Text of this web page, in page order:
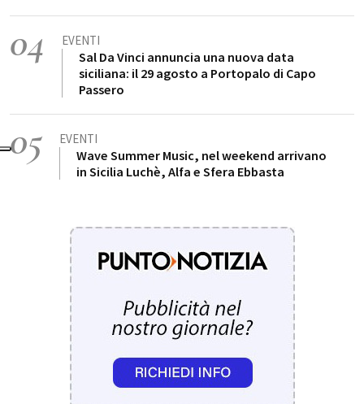
04 EVENTI
Sal Da Vinci annuncia una nuova data
siciliana: il 29 agosto a Portopalo di Capo
Passero
05 EVENTI
Wave Summer Music, nel weekend arrivano
in Sicilia Luchè, Alfa e Sfera Ebbasta